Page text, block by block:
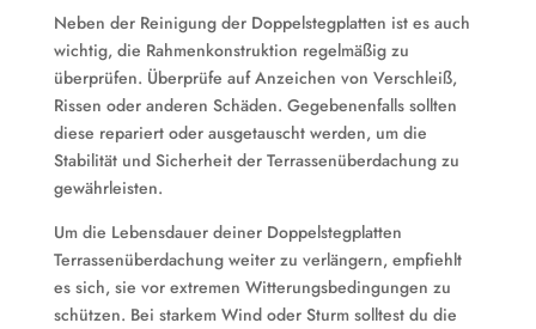
Neben der Reinigung der Doppelstegplatten ist es auch
wichtig, die Rahmenkonstruktion regelmäßig zu
überprüfen. Überprüfe auf Anzeichen von Verschleiß,
Rissen oder anderen Schäden. Gegebenenfalls sollten
diese repariert oder ausgetauscht werden, um die
Stabilität und Sicherheit der Terrassenüberdachung zu
gewährleisten.
Um die Lebensdauer deiner Doppelstegplatten
Terrassenüberdachung weiter zu verlängern, empfiehlt
es sich, sie vor extremen Witterungsbedingungen zu
schützen. Bei starkem Wind oder Sturm solltest du die